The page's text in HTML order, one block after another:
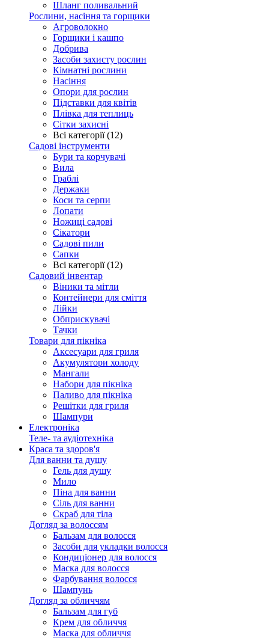
Шланг поливальний
Рослини, насіння та горщики
Агроволокно
Горщики і кашпо
Добрива
Засоби захисту рослин
Кімнатні рослини
Насіння
Опори для рослин
Підставки для квітів
Плівка для теплиць
Сітки захисні
Всі категорії (12)
Садові інструменти
Бури та корчувачі
Вила
Граблі
Держаки
Коси та серпи
Лопати
Ножиці садові
Сікатори
Садові пили
Сапки
Всі категорії (12)
Садовий інвентар
Віники та мітли
Контейнери для сміття
Лійки
Обприскувачі
Тачки
Товари для пікніка
Аксесуари для гриля
Акумулятори холоду
Мангали
Набори для пікніка
Паливо для пікніка
Решітки для гриля
Шампури
Електроніка
Теле- та аудіотехніка
Краса та здоров'я
Для ванни та душу
Гель для душу
Мило
Піна для ванни
Сіль для ванни
Скраб для тіла
Догляд за волоссям
Бальзам для волосся
Засоби для укладки волосся
Кондиціонер для волосся
Маска для волосся
Фарбування волосся
Шампунь
Догляд за обличчям
Бальзам для губ
Крем для обличчя
Маска для обличчя